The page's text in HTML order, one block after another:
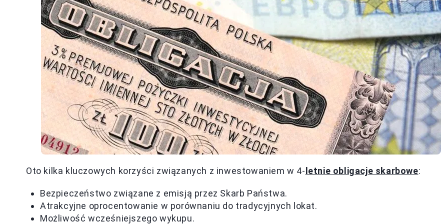
Oto kilka kluczowych korzyści związanych z inwestowaniem w 4- letnie obligacje skarbowe:
Bezpieczeństwo związane z emisją przez Skarb Państwa.
Atrakcyjne oprocentowanie w porównaniu do tradycyjnych lokat.
Możliwość wcześniejszego wykupu.